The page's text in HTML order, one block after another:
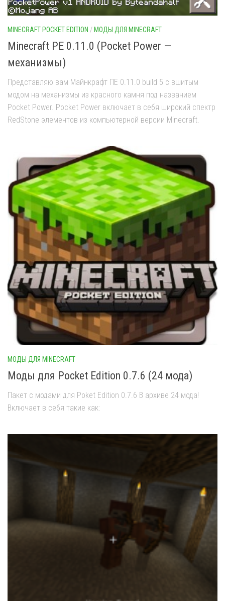
MINECRAFT POCKET EDITION / МОДЫ ДЛЯ MINECRAFT
Minecraft PE 0.11.0 (Pocket Power —
механизмы)
Представляю вам Майнкрафт ПЕ 0.11.0 build 5 с вшитым
модом на механизмы из красного камня под названием
Pocket Power. Pocket Power включает в себя широкий спектр
RedStone элементов из компьютерной версии Minecraft.
МОДЫ ДЛЯ MINECRAFT
Моды для Pocket Edition 0.7.6 (24 мода)
Пакет с модами для Poket Edition 0.7.6 В архиве 24 мода!
Включает в себя такие как: